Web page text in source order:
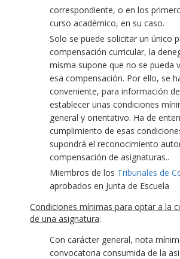
correspondiente, o en los
curso académico, en su caso.
Solo se puede solicitar un único
compensación curricular, la
misma supone que no se pueda
esa compensación. Por ello, se
conveniente, para información
establecer unas condiciones
general y orientativo. Ha de
cumplimiento de esas
supondrá el reconocimiento
compensación de asignaturas..
Miembros de los Tribunales de
aprobados en Junta de Escuela
Condiciones mínimas para optar a la
de una asignatura:
Con carácter general, nota
convocatoria consumida de la